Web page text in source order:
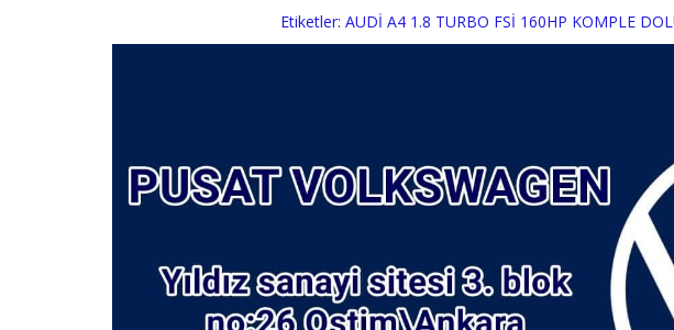
Etiketler: AUDİ A4 1.8 TURBO FSİ 160HP KOMPLE